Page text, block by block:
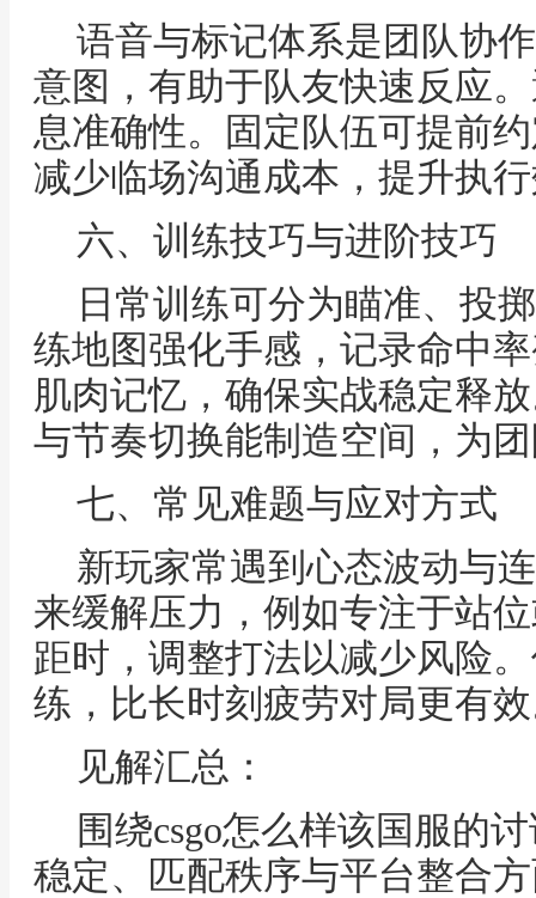
语音与标记体系是团队协
意图，有助于队友快速反应
息准确性。固定队伍可提前
减少临场沟通成本，提升执
六、训练技巧与进阶技巧
日常训练可分为瞄准、投
练地图强化手感，记录命中
肌肉记忆，确保实战稳定释
与节奏切换能制造空间，为
七、常见难题与应对方式
新玩家常遇到心态波动与
来缓解压力，例如专注于站
距时，调整打法以减少风险
练，比长时刻疲劳对局更有
见解汇总：
围绕csgo怎么样该国服的
稳定、匹配秩序与平台整合